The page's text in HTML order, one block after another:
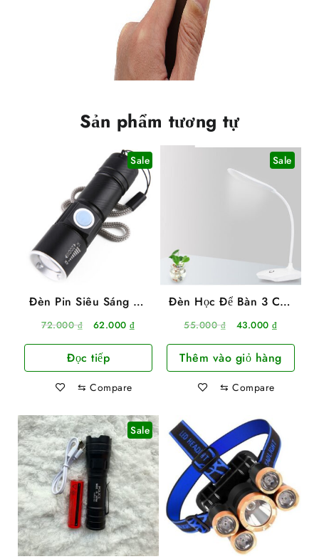
Sản phẩm tương tự
Sale
Đèn Pin Siêu Sáng Vỏ
Nhôm Zoom 4X 3 Chế
Độ Siêu Sáng
72.000₫
Giá
là:
72.000 ₫.
62.000₫Giá
là:
Đọc tiếp
⇆ Compare
Sale
Đèn Học Để Bàn 3 Chế
Độ Sáng Dùng Pin Sạc
55.000₫
Giá
là:
55.000 ₫.
43.000₫Giá
tại
là:
Thêm vào giỏ hàng
⇆ Compare
Sale